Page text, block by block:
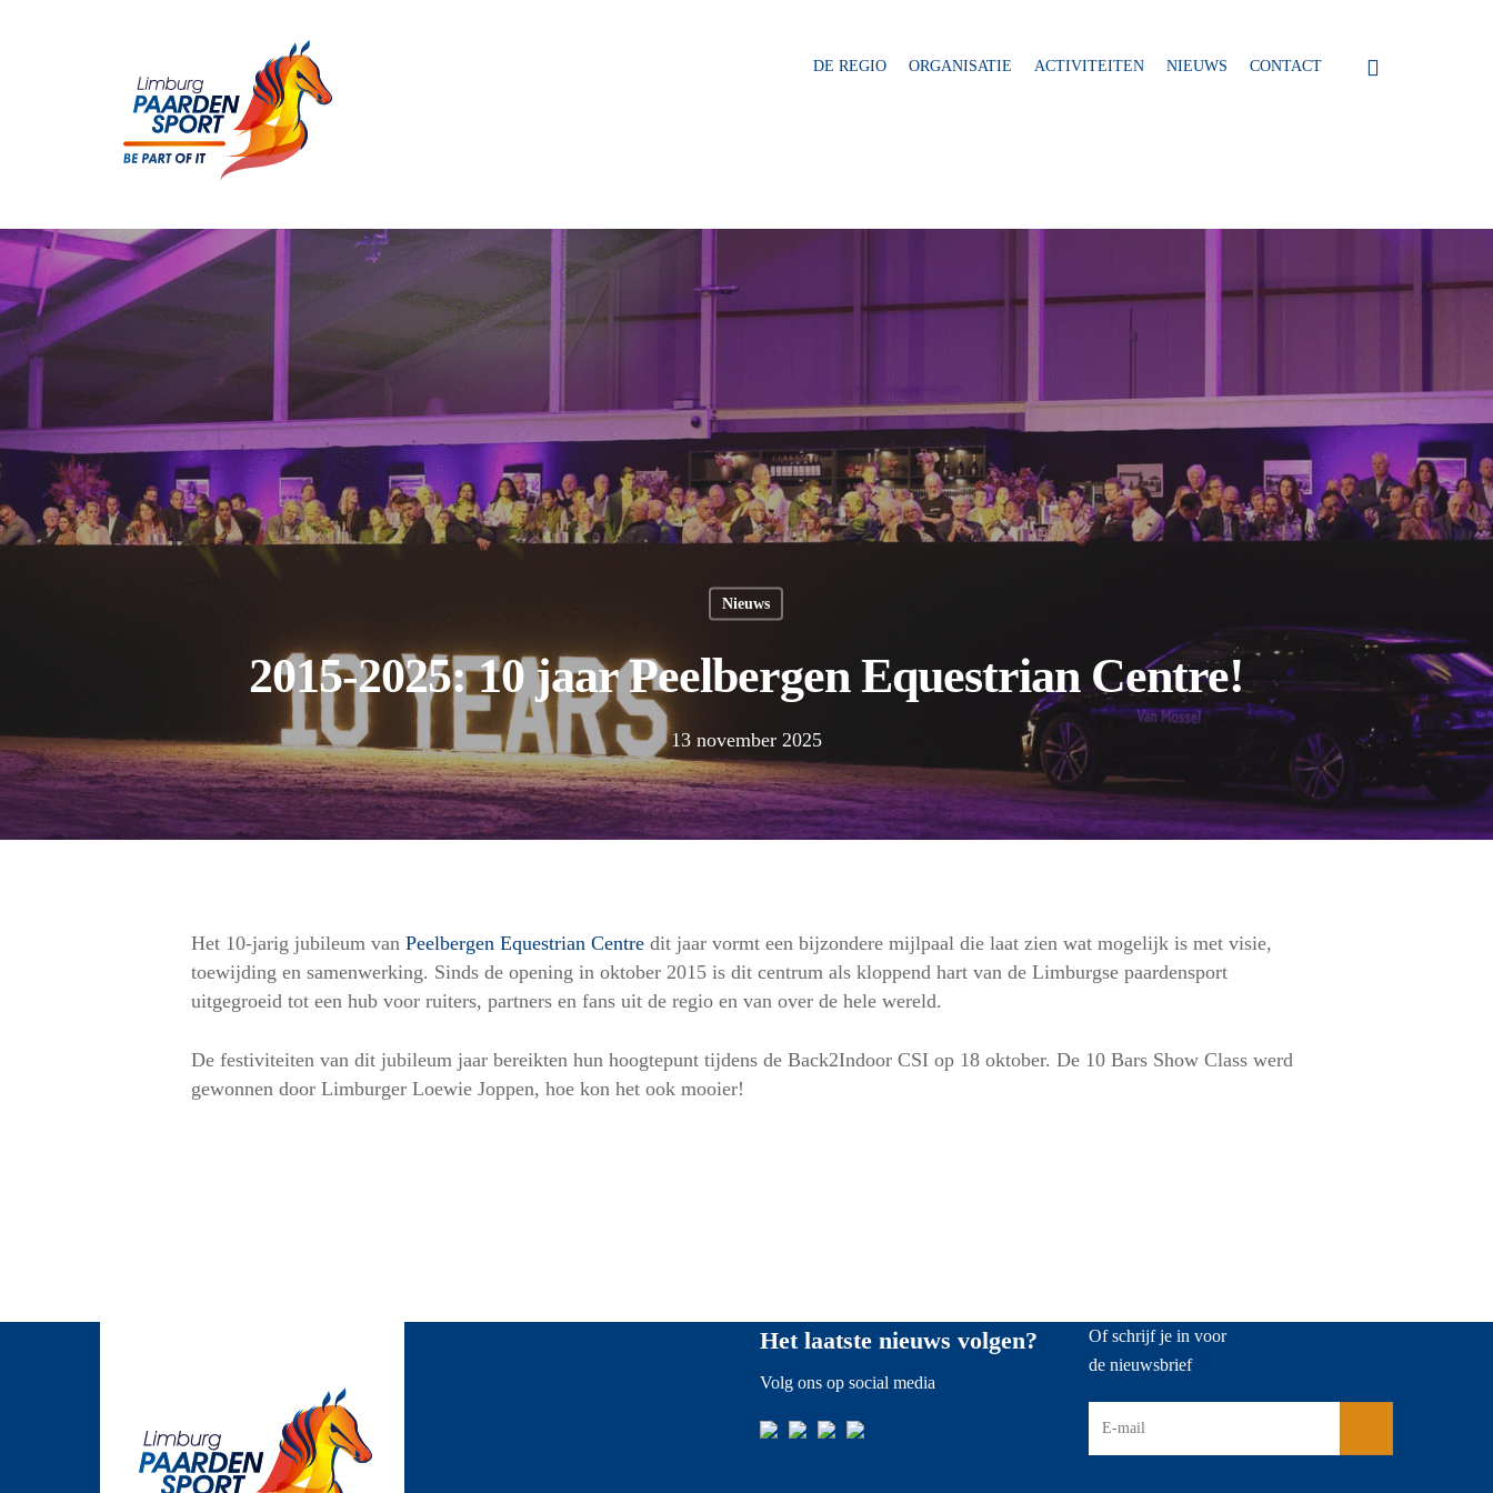
Druk op Enter om te zoeken of ESC om het veld te sluiten
DE REGIO ORGANISATIE ACTIVITEITEN NIEUWS CONTACT
Nieuws
2015-2025: 10 jaar Peelbergen Equestrian Centre!
13 november 2025
Het 10-jarig jubileum van Peelbergen Equestrian Centre dit jaar vormt een bijzondere mijlpaal die laat zien wat mogelijk is met visie,
toewijding en samenwerking. Sinds de opening in oktober 2015 is dit centrum als kloppend hart van de Limburgse paardensport
uitgegroeid tot een hub voor ruiters, partners en fans uit de regio en van over de hele wereld.
De festiviteiten van dit jubileum jaar bereikten hun hoogtepunt tijdens de Back2Indoor CSI op 18 oktober. De 10 Bars Show Class werd
gewonnen door Limburger Loewie Joppen, hoe kon het ook mooier!
Het laatste nieuws volgen?
Volg ons op social media
Of schrijf je in voor
de nieuwsbrief